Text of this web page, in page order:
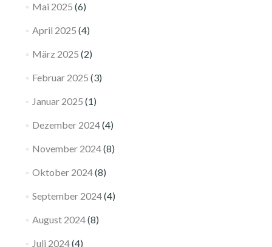
Mai 2025 (6)
April 2025 (4)
März 2025 (2)
Februar 2025 (3)
Januar 2025 (1)
Dezember 2024(4)
November 2024(8)
Oktober 2024(8)
September 2024(4)
August 2024(8)
Juli 2024(4)